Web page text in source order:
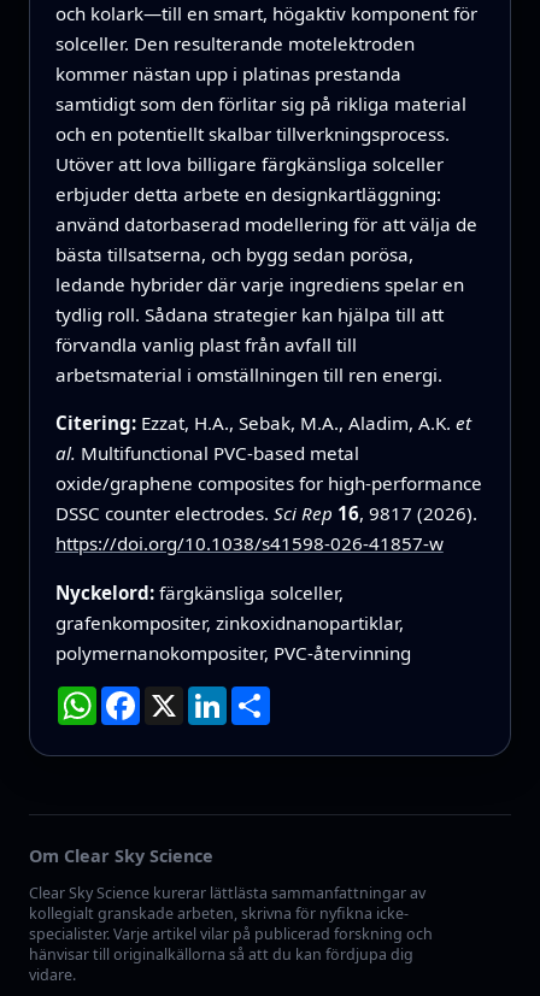
och kolark—till en smart, högaktiv komponent för
solceller. Den resulterande motelektroden
kommer nästan upp i platinas prestanda
samtidigt som den förlitar sig på rikliga material
och en potentiellt skalbar tillverkningsprocess.
Utöver att lova billigare färgkänsliga solceller
erbjuder detta arbete en designkartläggning:
använd datorbaserad modellering för att välja de
bästa tillsatserna, och bygg sedan porösa,
ledande hybrider där varje ingrediens spelar en
tydlig roll. Sådana strategier kan hjälpa till att
förvandla vanlig plast från avfall till
arbetsmaterial i omställningen till ren energi.
Citering: Ezzat, H.A., Sebak, M.A., Aladim, A.K. et
al. Multifunctional PVC-based metal
oxide/graphene composites for high-performance
DSSC counter electrodes. Sci Rep 16, 9817 (2026).
https://doi.org/10.1038/s41598-026-41857-w
Nyckelord: färgkänsliga solceller,
grafenkompositer, zinkoxidnanopartiklar,
polymernanokompositer, PVC-återvinning
WhatsApp
Facebook
X LinkedIn
Dela
Om Clear Sky Science
Clear Sky Science kurerar lättlästa sammanfattningar av
kollegialt granskade arbeten, skrivna för nyfikna icke-
specialister. Varje artikel vilar på publicerad forskning och
hänvisar till originalkällorna så att du kan fördjupa dig
vidare.